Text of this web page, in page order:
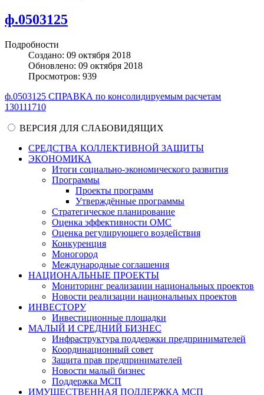
ф.0503125
Подробности
Создано: 09 октября 2018
Обновлено: 09 октября 2018
Просмотров: 939
ф.0503125 СПРАВКА по консолидируемым расчетам
130111710
ВЕРСИЯ ДЛЯ СЛАБОВИДЯЩИХ
СРЕДСТВА КОЛЛЕКТИВНОЙ ЗАЩИТЫ
ЭКОНОМИКА
Итоги социально-экономического развития
Программы
Проекты программ
Утверждённые программы
Стратегическое планирование
Оценка эффективности ОМС
Оценка регулирующего воздействия
Конкуренция
Моногород
Международные соглашения
НАЦИОНАЛЬНЫЕ ПРОЕКТЫ
Мониторинг реализации национальных проектов
Новости реализации национальных проектов
ИНВЕСТОРУ
Инвестиционные площадки
МАЛЫЙ И СРЕДНИЙ БИЗНЕС
Инфраструктура поддержки предпринимателей
Координационный совет
Защита прав предпринимателей
Новости малый бизнес
Поддержка МСП
ИМУЩЕСТВЕННАЯ ПОДДЕРЖКА МСП